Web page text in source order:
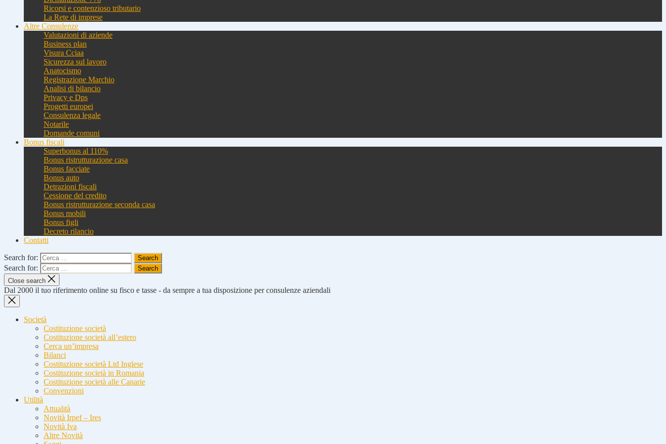
Ricorsi e contenzioso tributario
La Rete di imprese
Altre Consulenze
Valutazioni di aziende
Business plan
Visura Cciaa
Sicurezza sul lavoro
Anatocismo
Registrazione Marchio
Analisi di bilancio
Privacy e Dps
Progetti europei
Consulenza legale
Notarile
Domande comuni
Bonus fiscali
Superbonus al 110%
Bonus ristrutturazione casa
Bonus facciate
Bonus auto
Detrazioni fiscali
Cessione del credito
Bonus ristrutturazione seconda casa
Bonus mobili
Bonus figli
Decreto rilancio
Contatti
Search for:
Search for:
Close search
Dal 2000 il tuo riferimento online su fisco e tasse - da sempre a tua disposizione per consulenze aziendali
Società
Costituzione società
Costituzione società all’estero
Cerca un’impresa
Bilanci
Costituzione società Ltd Inglese
Costituzione società in Romania
Costituzione società alle Canarie
Convenzioni
Utilità
Attualità
Novità Irpef – Ires
Novità Iva
Altre Novità